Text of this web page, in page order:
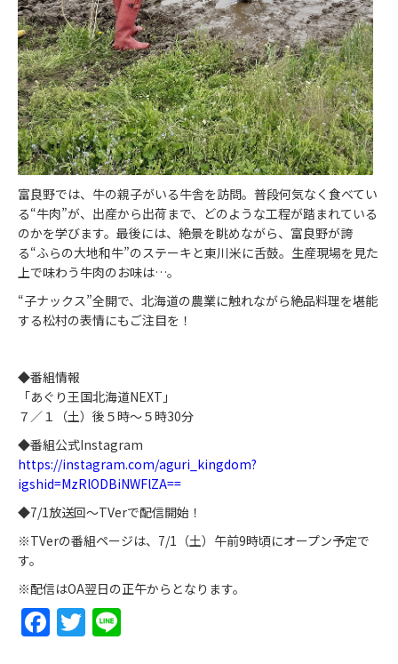
富良野では、牛の親子がいる牛舎を訪問。普段何気なく食べてい
る“牛肉”が、出産から出荷まで、どのような工程が踏まれている
のかを学びます。最後には、絶景を眺めながら、富良野が誇
る“ふらの大地和牛”のステーキと東川米に舌鼓。生産現場を見た
上で味わう牛肉のお味は…。
“子ナックス”全開で、北海道の農業に触れながら絶品料理を堪能
する松村の表情にもご注目を！
◆番組情報
「あぐり王国北海道NEXT」
７／１（土）後５時～５時30分
◆番組公式Instagram
https://instagram.com/aguri_kingdom?
igshid=MzRlODBiNWFlZA==
◆7/1放送回～TVerで配信開始！
※TVerの番組ページは、7/1（土）午前9時頃にオープン予定で
す。
※配信はOA翌日の正午からとなります。
Facebook
Twitter